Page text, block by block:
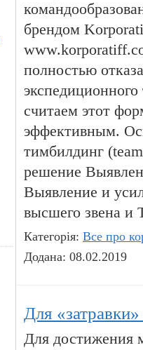
брендом
полностью
считаем этот
эффективным.
тимбилдинг
решение
Выявление и
высшего звена
Категорія: Все про
Додана: 08.02.2019
Для
Для достижения